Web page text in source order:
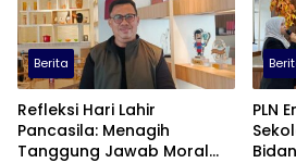
Berita
Refleksi Hari Lahir
Pancasila: Menagih
Tanggung Jawab Moral
PLN